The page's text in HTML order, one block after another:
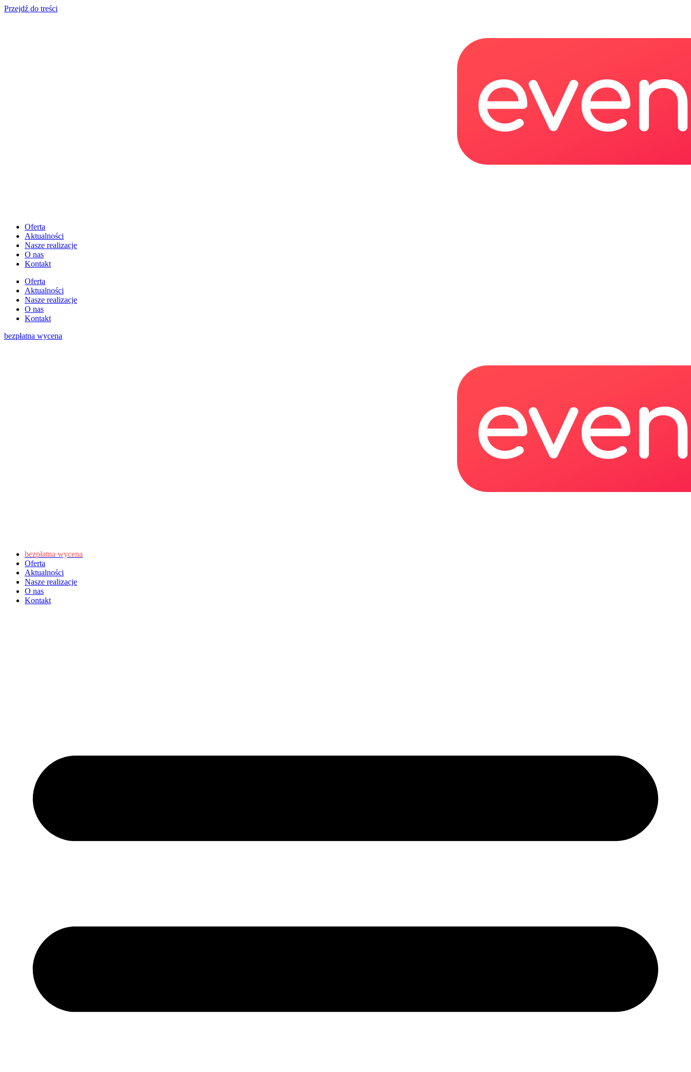
Przejdź do treści
Oferta
Aktualności
Nasze realizacje
O nas
Kontakt
Oferta
Aktualności
Nasze realizacje
O nas
Kontakt
bezpłatna wycena
bezpłatna wycena
Oferta
Aktualności
Nasze realizacje
O nas
Kontakt